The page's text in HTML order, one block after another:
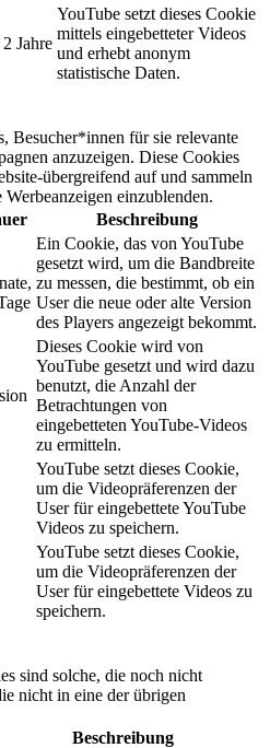
2 Jahre
YouTube setzt dieses Cookie
mittels eingebetteter Videos
und erhebt anonym
statistische Daten.
Besucher*innen für sie relevante
anzuzeigen. Diese Cookies
übergreifend auf und sammeln
einzublenden.
Beschreibung
Ein Cookie, das von YouTube
gesetzt wird, um die Bandbreite
zu messen, die bestimmt, ob ein
User die neue oder alte Version
des Players angezeigt bekommt.
Dieses Cookie wird von
YouTube gesetzt und wird dazu
benutzt, die Anzahl der
Betrachtungen von
eingebetteten YouTube-Videos
zu ermitteln.
YouTube setzt dieses Cookie,
um die Videopräferenzen der
User für eingebettete YouTube
Videos zu speichern.
YouTube setzt dieses Cookie,
um die Videopräferenzen der
User für eingebettete Videos zu
speichern.
sind solche, die noch nicht
nicht in eine der übrigen
Beschreibung